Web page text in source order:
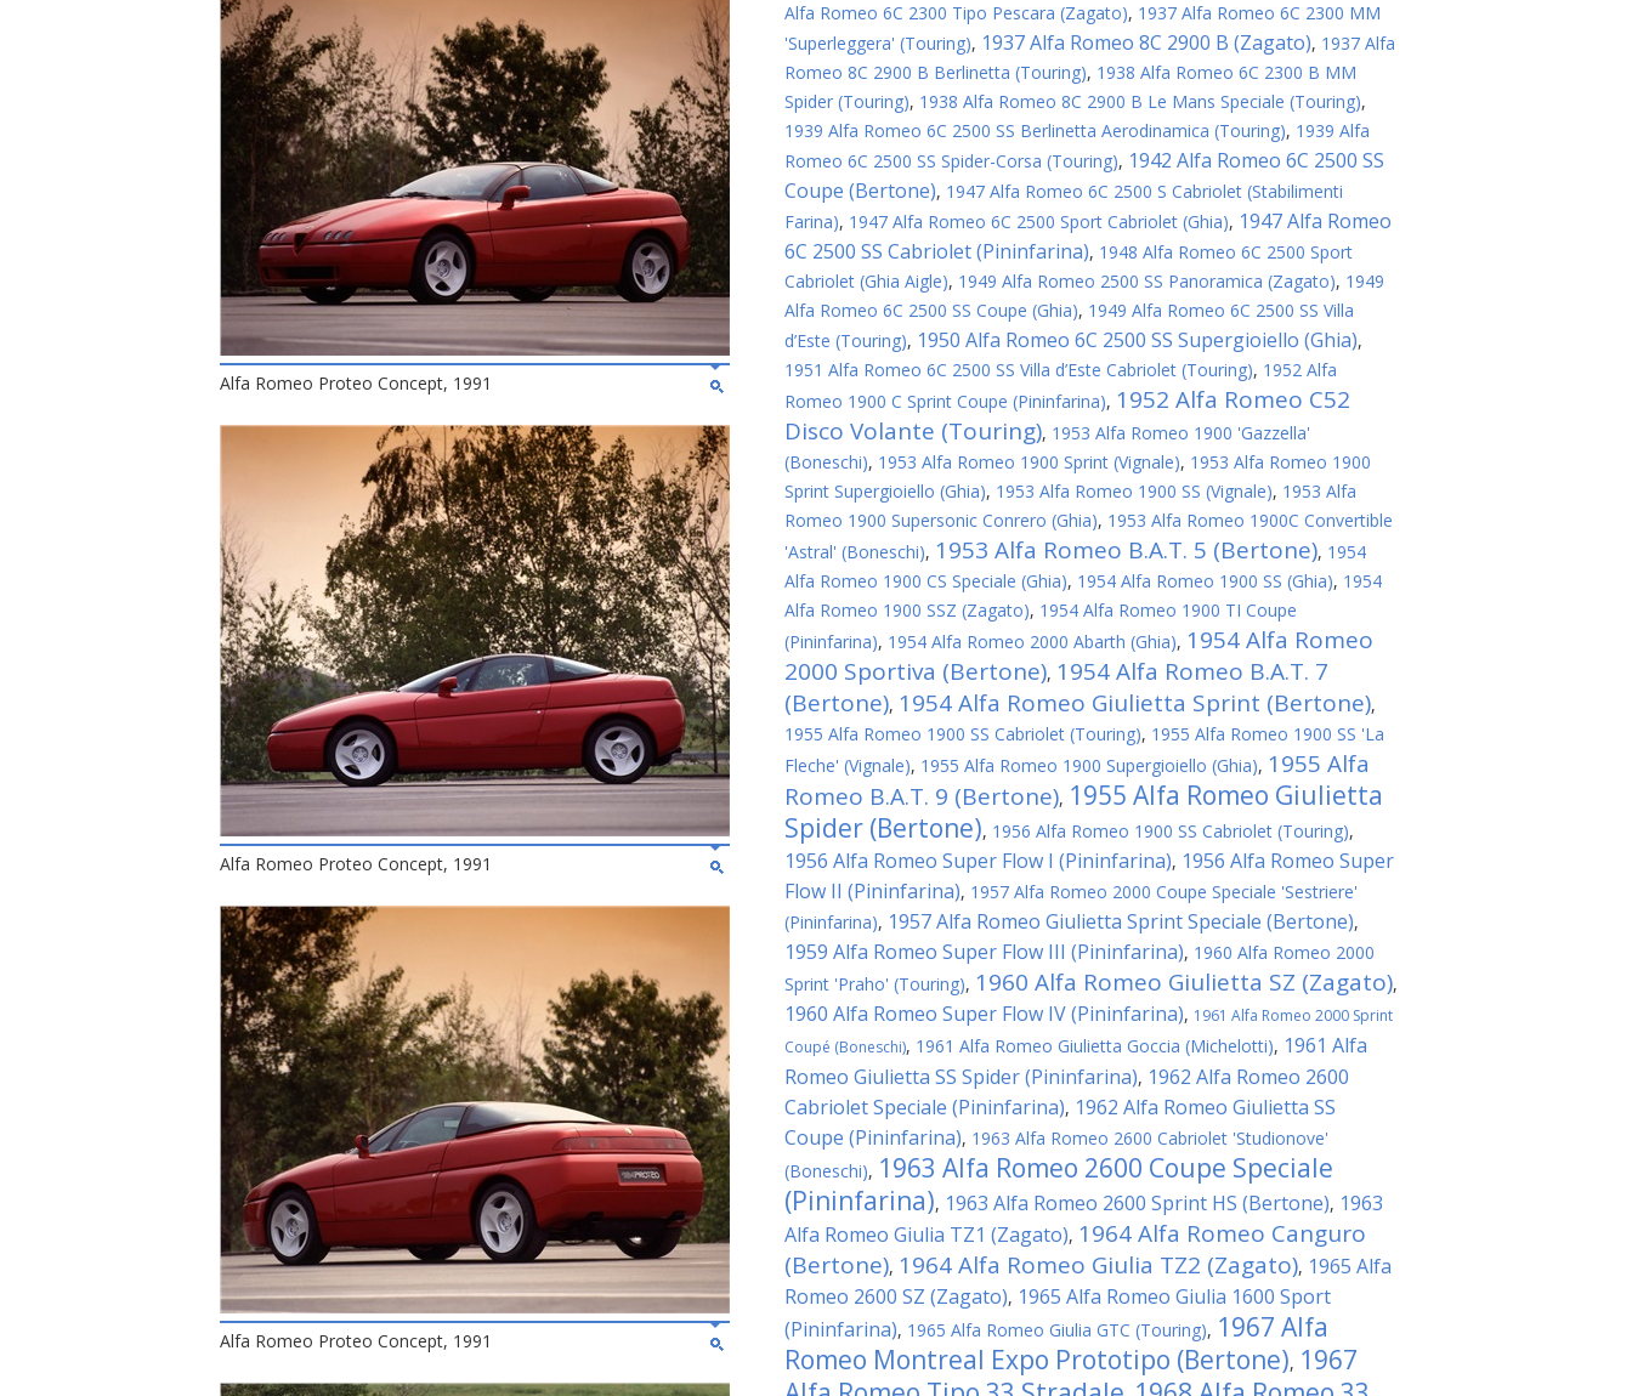
Alfa Romeo Proteo Concept, 1991
Alfa Romeo Proteo Concept, 1991
Alfa Romeo Proteo Concept, 1991
Alfa Romeo 6C 2300 Tipo Pescara (Zagato), 1937 Alfa Romeo 6C 2300 MM
'Superleggera' (Touring), 1937 Alfa Romeo 8C 2900 B (Zagato), 1937 Alfa
Romeo 8C 2900 B Berlinetta (Touring), 1938 Alfa Romeo 6C 2300 B MM
Spider (Touring), 1938 Alfa Romeo 8C 2900 B Le Mans Speciale (Touring),
1939 Alfa Romeo 6C 2500 SS Berlinetta Aerodinamica (Touring), 1939 Alfa
Romeo 6C 2500 SS Spider-Corsa (Touring), 1942 Alfa Romeo 6C 2500 SS
Coupe (Bertone), 1947 Alfa Romeo 6C 2500 S Cabriolet (Stabilimenti
Farina), 1947 Alfa Romeo 6C 2500 Sport Cabriolet (Ghia), 1947 Alfa Romeo
6C 2500 SS Cabriolet (Pininfarina), 1948 Alfa Romeo 6C 2500 Sport
Cabriolet (Ghia Aigle), 1949 Alfa Romeo 2500 SS Panoramica (Zagato), 1949
Alfa Romeo 6C 2500 SS Coupe (Ghia), 1949 Alfa Romeo 6C 2500 SS Villa
d’Este (Touring), 1950 Alfa Romeo 6C 2500 SS Supergioiello (Ghia),
1951 Alfa Romeo 6C 2500 SS Villa d’Este Cabriolet (Touring), 1952 Alfa
Romeo 1900 C Sprint Coupe (Pininfarina), 1952 Alfa Romeo C52
Disco Volante (Touring), 1953 Alfa Romeo 1900 'Gazzella'
(Boneschi), 1953 Alfa Romeo 1900 Sprint (Vignale), 1953 Alfa Romeo 1900
Sprint Supergioiello (Ghia), 1953 Alfa Romeo 1900 SS (Vignale), 1953 Alfa
Romeo 1900 Supersonic Conrero (Ghia), 1953 Alfa Romeo 1900C Convertible
'Astral' (Boneschi), 1953 Alfa Romeo B.A.T. 5 (Bertone), 1954
Alfa Romeo 1900 CS Speciale (Ghia), 1954 Alfa Romeo 1900 SS (Ghia), 1954
Alfa Romeo 1900 SSZ (Zagato), 1954 Alfa Romeo 1900 TI Coupe
(Pininfarina), 1954 Alfa Romeo 2000 Abarth (Ghia), 1954 Alfa Romeo
2000 Sportiva (Bertone), 1954 Alfa Romeo B.A.T. 7
(Bertone), 1954 Alfa Romeo Giulietta Sprint (Bertone),
1955 Alfa Romeo 1900 SS Cabriolet (Touring), 1955 Alfa Romeo 1900 SS 'La
Fleche' (Vignale), 1955 Alfa Romeo 1900 Supergioiello (Ghia), 1955 Alfa
Romeo B.A.T. 9 (Bertone), 1955 Alfa Romeo Giulietta
Spider (Bertone), 1956 Alfa Romeo 1900 SS Cabriolet (Touring),
1956 Alfa Romeo Super Flow I (Pininfarina), 1956 Alfa Romeo Super
Flow II (Pininfarina), 1957 Alfa Romeo 2000 Coupe Speciale 'Sestriere'
(Pininfarina), 1957 Alfa Romeo Giulietta Sprint Speciale (Bertone),
1959 Alfa Romeo Super Flow III (Pininfarina), 1960 Alfa Romeo 2000
Sprint 'Praho' (Touring), 1960 Alfa Romeo Giulietta SZ (Zagato),
1960 Alfa Romeo Super Flow IV (Pininfarina), 1961 Alfa Romeo 2000 Sprint
Coupé (Boneschi), 1961 Alfa Romeo Giulietta Goccia (Michelotti), 1961 Alfa
Romeo Giulietta SS Spider (Pininfarina), 1962 Alfa Romeo 2600
Cabriolet Speciale (Pininfarina), 1962 Alfa Romeo Giulietta SS
Coupe (Pininfarina), 1963 Alfa Romeo 2600 Cabriolet 'Studionove'
(Boneschi), 1963 Alfa Romeo 2600 Coupe Speciale
(Pininfarina), 1963 Alfa Romeo 2600 Sprint HS (Bertone), 1963
Alfa Romeo Giulia TZ1 (Zagato), 1964 Alfa Romeo Canguro
(Bertone), 1964 Alfa Romeo Giulia TZ2 (Zagato), 1965 Alfa
Romeo 2600 SZ (Zagato), 1965 Alfa Romeo Giulia 1600 Sport
(Pininfarina), 1965 Alfa Romeo Giulia GTC (Touring), 1967 Alfa
Romeo Montreal Expo Prototipo (Bertone), 1967